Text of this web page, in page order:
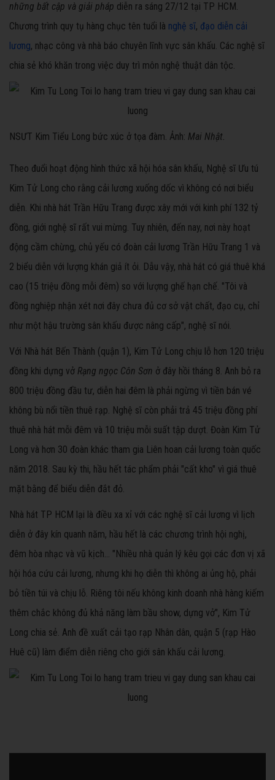
những bất cập và giải pháp diễn ra sáng 27/12 tại TP HCM.
Chương trình quy tụ hàng chục tên tuổi là nghệ sĩ, đạo diễn cải
lương, nhạc công và nhà báo chuyên lĩnh vực sân khấu. Các nghệ sĩ
chia sẻ khó khăn trong việc duy trì môn nghệ thuật dân tộc.
NSƯT Kim Tiểu Long bức xúc ở tọa đàm. Ảnh: Mai Nhật.
Theo đuổi hoạt động hình thức xã hội hóa sân khấu, Nghệ sĩ Ưu tú
Kim Tử Long cho rằng cải lương xuống dốc vì không có nơi biểu
diễn. Khi nhà hát Trần Hữu Trang được xây mới với kinh phí 132 tỷ
đồng, giới nghệ sĩ rất vui mừng. Tuy nhiên, đến nay, nơi này hoạt
động cầm chừng, chủ yếu có đoàn cải lương Trần Hữu Trang 1 và
2 biểu diễn với lượng khán giả ít ỏi. Dẫu vậy, nhà hát có giá thuê khá
cao (15 triệu đồng mỗi đêm) so với lượng ghế hạn chế. "Tôi và
đồng nghiệp nhận xét nơi đây chưa đủ cơ sở vật chất, đạo cụ, chỉ
như một hậu trường sân khấu được nâng cấp", nghệ sĩ nói.
Với Nhà hát Bến Thành (quận 1), Kim Tử Long chịu lỗ hơn 120 triệu
đồng khi dựng vở Rạng ngọc Côn Sơn ở đây hồi tháng 8. Anh bỏ ra
800 triệu đồng đầu tư, diễn hai đêm là phải ngừng vì tiền bán vé
không bù nổi tiền thuê rạp. Nghệ sĩ còn phải trả 45 triệu đồng phí
thuê nhà hát mỗi đêm và 10 triệu mỗi suất tập dượt. Đoàn Kim Tử
Long và hơn 30 đoàn khác tham gia Liên hoan cải lương toàn quốc
năm 2018. Sau kỳ thi, hầu hết tác phẩm phải "cất kho" vì giá thuê
mặt bằng để biểu diễn đắt đỏ.
Nhà hát TP HCM lại là điều xa xỉ với các nghệ sĩ cải lương vì lịch
diễn ở đây kín quanh năm, hầu hết là các chương trình hội nghị,
đêm hòa nhạc và vũ kịch... "Nhiều nhà quản lý kêu gọi các đơn vị xã
hội hóa cứu cải lương, nhưng khi họ diễn thì không ai ủng hộ, phải
bỏ tiền túi và chịu lỗ. Riêng tôi nếu không kinh doanh nhà hàng kiếm
thêm chắc không đủ khả năng làm bầu show, dựng vở", Kim Tử
Long chia sẻ. Anh đề xuất cải tạo rạp Nhân dân, quận 5 (rạp Hào
Huê cũ) làm điểm diễn riêng cho giới sân khấu cải lương.